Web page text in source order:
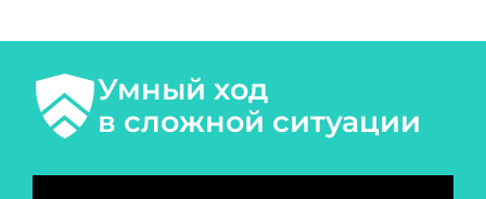
Умный ход
в сложной ситуации